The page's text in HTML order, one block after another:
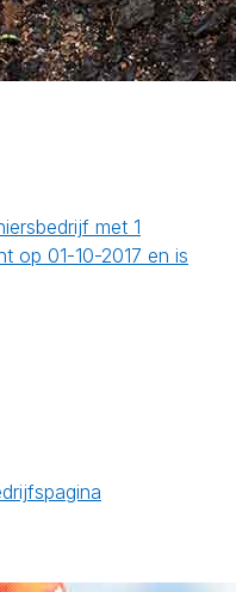
met 1
op 01-10-2017 en is